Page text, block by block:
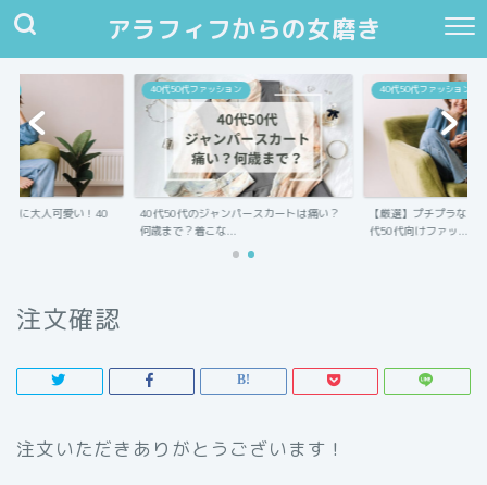
アラフィフからの女磨き
のに大人可愛い！40
40代50代ファッション
40代50代のジャンパースカートは痛い？
何歳まで？着こな...
40代50代ファッション
【厳選】プチプラなの
代50代向けファッ...
注文確認
注文いただきありがとうございます！